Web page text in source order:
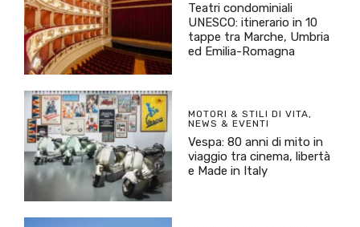
Teatri condominiali
UNESCO: itinerario in 10
tappe tra Marche, Umbria
ed Emilia-Romagna
MOTORI & STILI DI VITA,
NEWS & EVENTI
Vespa: 80 anni di mito in
viaggio tra cinema, libertà
e Made in Italy